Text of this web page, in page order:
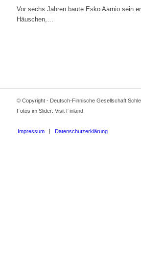
Vor sechs Jahren baute Esko Aarnio sein
Häuschen,…
© Copyright - Deutsch-Finnische Gesellschaft
Fotos im Slider: Visit Finland
Impressum Datenschutzerklärung